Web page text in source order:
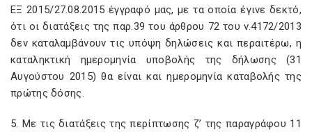
ΕΞ 2015/27.08.2015 έγγραφό μας, με τα οποία έγινε δεκτό,
ότι οι διατάξεις της παρ.39 του άρθρου 72 του ν.4172/2013
δεν καταλαμβάνουν τις υπόψη δηλώσεις και περαιτέρω, η
καταληκτική ημερομηνία υποβολής της δήλωσης (31
Αυγούστου 2015) θα είναι και ημερομηνία καταβολής της
πρώτης δόσης.
5. Με τις διατάξεις της περίπτωσης ζ’ της παραγράφου 11